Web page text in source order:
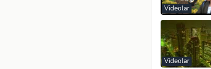
Videolar
Videolar